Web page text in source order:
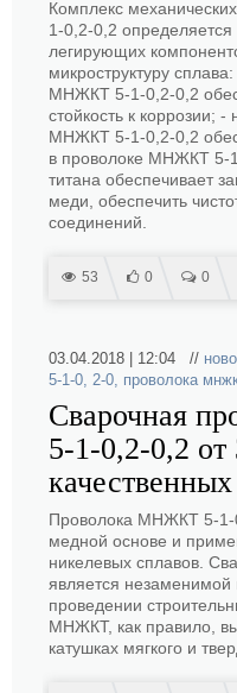
Комплекс
1-0,2-0,2
легирующих
микроструктуру
МНЖКТ 5-1-0,2-0,2
стойкость к коррозии;
МНЖКТ 5-1-0,2-0,2
в проволоке МНЖКТ 5-
титана обеспечивает
меди, обеспечить
соединений.
53 0 0
03.04.2018 | 12:04 //
5-1-0, 2-0, проволока
Сварочная
5-1-0,2-0,2 от
Проволока МНЖКТ 5-1-
медной основе и
никелевых сплавов.
является незаменимой
проведении
МНЖКТ, как правило,
катушках мягкого и